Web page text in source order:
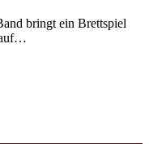
bringt ein Brettspiel
auf…